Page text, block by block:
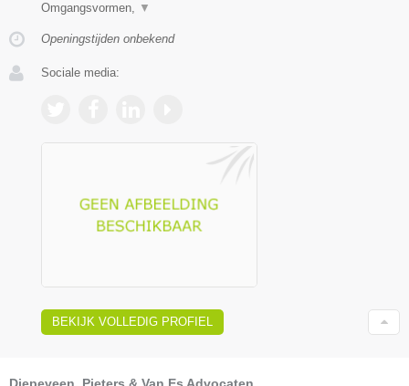
Omgangsvormen, ▼
Openingstijden onbekend
Sociale media:
BEKIJK VOLLEDIG PROFIEL